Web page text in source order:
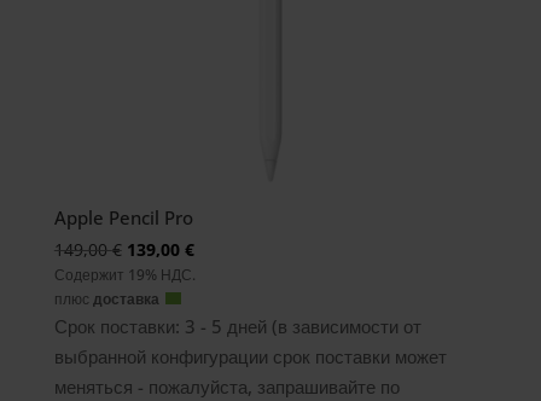
Apple Pencil Pro
149,00€ Первоначальная
цена
была:
149,00
€
139,00 €Текущая
цена:
€.
Содержит 19% НДС.
плюс доставка
Срок поставки: 3 - 5 дней (в зависимости от
выбранной конфигурации срок поставки может
меняться - пожалуйста, запрашивайте по